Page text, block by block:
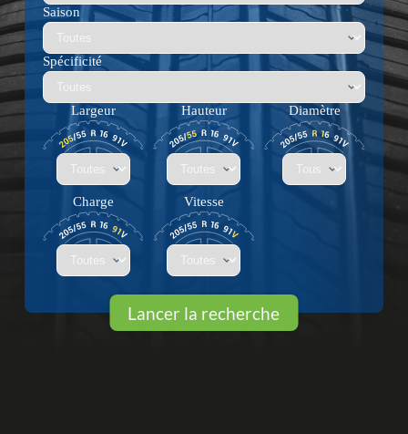
Saison
Spécificité
Largeur Hauteur Diamètre
Charge Vitesse